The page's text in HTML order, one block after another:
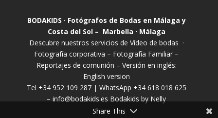
BODAKIDS · Fotógrafos de Bodas en Málaga y
Costa del Sol – Marbella · Málaga
Descubre nuestros servicios de Vídeo de bodas ·
Fotografía corporativa – Fotografía Familiar –
Reportajes de comunión – Versión en inglés:
English version
Tel +34 952 109 287 | WhatsApp +34 618 018 625
–info@bodakids.es Bodakids by Nelly
Share This